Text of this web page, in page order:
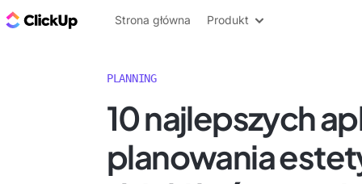
ClickUp Blog
Strona główna Produkt
PLANNING
10 najlepszych
planowania